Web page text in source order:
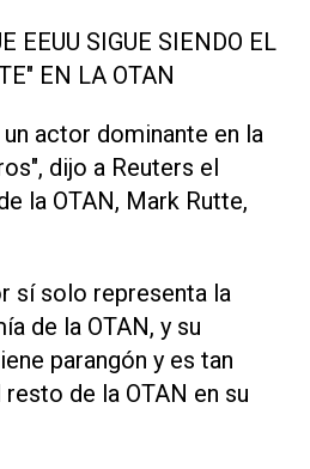
⁠EEUU SIGUE SIENDO EL
EN LA OTAN
actor dominante en la
dijo ​a Reuters el
la OTAN, Mark Rutte,
sí ‌solo representa la
de la OTAN, ‌y su
parangón y es tan
de la OTAN en ⁠su